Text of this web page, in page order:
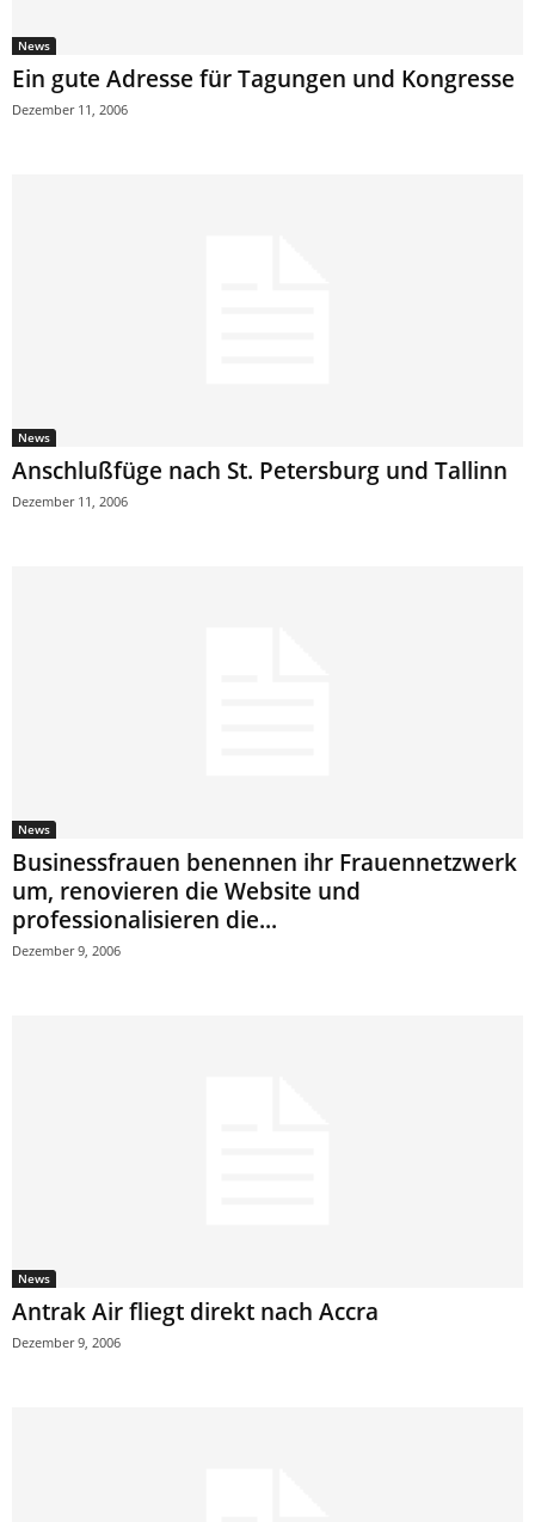
News
Ein gute Adresse für Tagungen und Kongresse
Dezember 11, 2006
News
Anschlußfüge nach St. Petersburg und Tallinn
Dezember 11, 2006
News
Businessfrauen benennen ihr Frauennetzwerk
um, renovieren die Website und
professionalisieren die...
Dezember 9, 2006
News
Antrak Air fliegt direkt nach Accra
Dezember 9, 2006